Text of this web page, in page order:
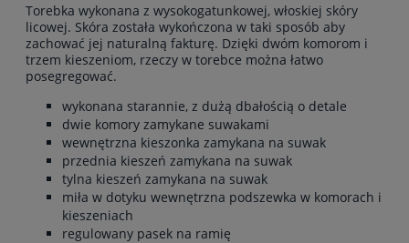
Torebka wykonana z wysokogatunkowej, włoskiej skóry
licowej. Skóra została wykończona w taki sposób aby
zachować jej naturalną fakturę. Dzięki dwóm komorom i
trzem kieszeniom, rzeczy w torebce można łatwo
posegregować.
wykonana starannie, z dużą dbałością o detale
dwie komory zamykane suwakami
wewnętrzna kieszonka zamykana na suwak
przednia kieszeń zamykana na suwak
tylna kieszeń zamykana na suwak
miła w dotyku wewnętrzna podszewka w komorach i
kieszeniach
regulowany pasek na ramię